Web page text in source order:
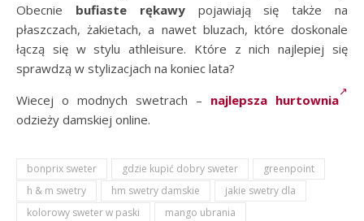
Obecnie bufiaste rękawypojawiają się także na
płaszczach, żakietach, a nawet bluzach, które doskonale
łączą się w stylu athleisure. Które z nich najlepiej się
sprawdzą w stylizacjach na koniec lata?
Wiecej o modnych swetrach – najlepsza hurtownia
odzieży damskiej online.
bonprix sweter gdzie kupić dobry sweter
greenpoint
h & m swetry
hm swetry damskie
jakie swetry dla
kolorowy sweter w paski
mango ubrania